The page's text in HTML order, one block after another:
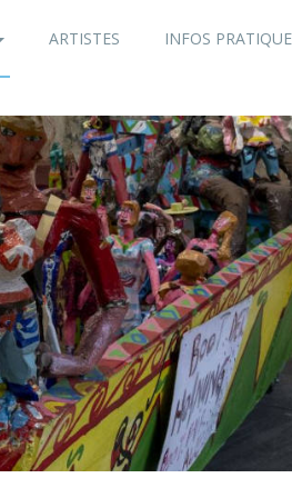
ARTISTES INFOS